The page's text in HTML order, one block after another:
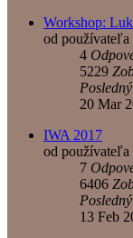
Workshop:
od používateľa
4
5229
20 Mar
IWA 2017
od používateľa
7
6406
13 Feb